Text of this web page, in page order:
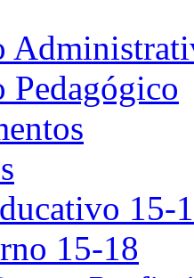
Pedagógico
15-
15-18